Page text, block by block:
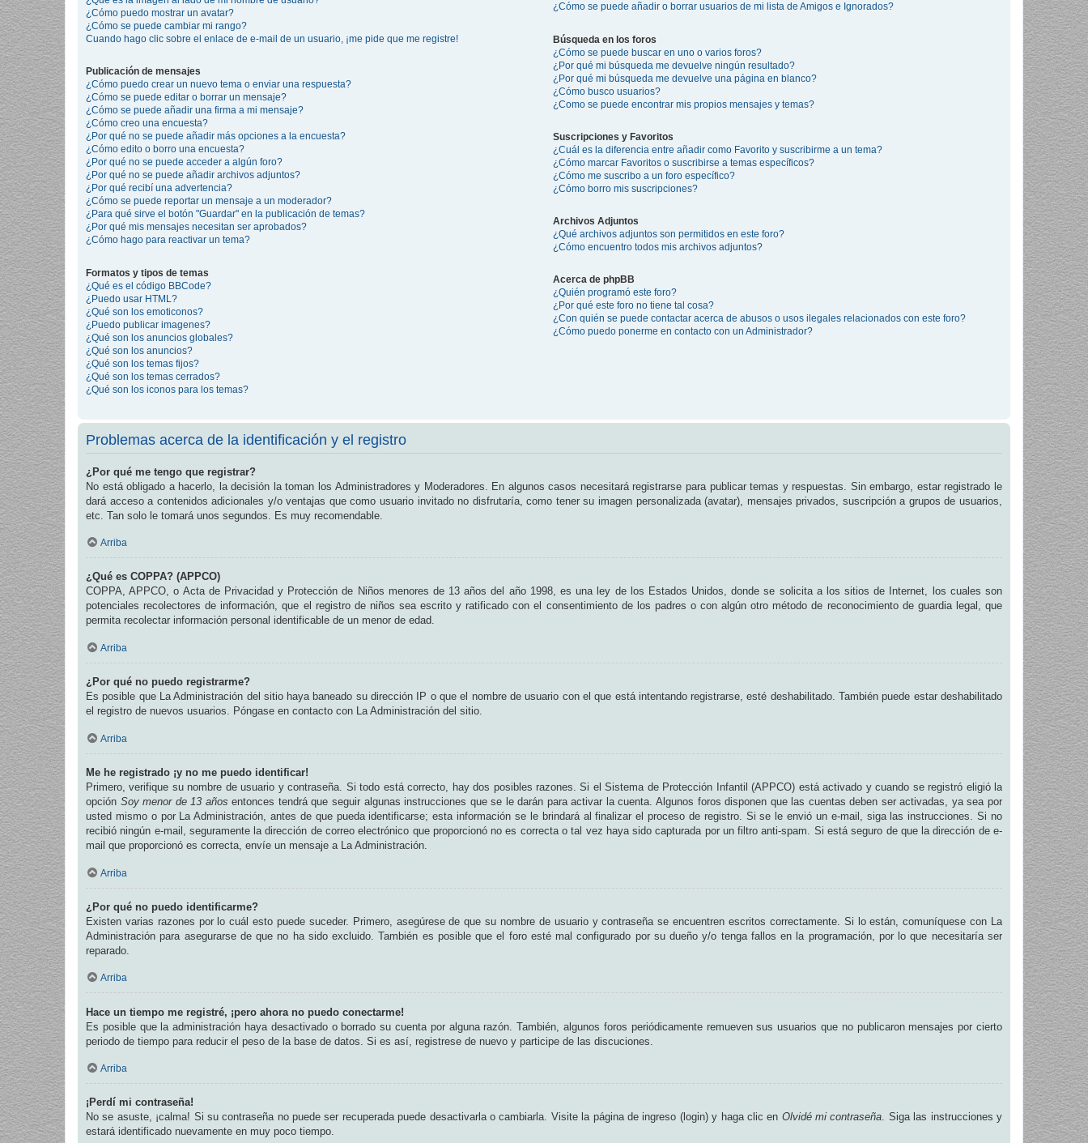
¿Cómo puedo mostrar un avatar?
¿Cómo se puede cambiar mi rango?
Cuando hago clic sobre el enlace de e-mail de un usuario, ¡me pide que me registre!
Publicación de mensajes
¿Cómo puedo crear un nuevo tema o enviar una respuesta?
¿Cómo se puede editar o borrar un mensaje?
¿Cómo se puede añadir una firma a mi mensaje?
¿Cómo creo una encuesta?
¿Por qué no se puede añadir más opciones a la encuesta?
¿Cómo edito o borro una encuesta?
¿Por qué no se puede acceder a algún foro?
¿Por qué no se puede añadir archivos adjuntos?
¿Por qué recibí una advertencia?
¿Cómo se puede reportar un mensaje a un moderador?
¿Para qué sirve el botón "Guardar" en la publicación de temas?
¿Por qué mis mensajes necesitan ser aprobados?
¿Cómo hago para reactivar un tema?
Formatos y tipos de temas
¿Qué es el código BBCode?
¿Puedo usar HTML?
¿Qué son los emoticonos?
¿Puedo publicar imagenes?
¿Qué son los anuncios globales?
¿Qué son los anuncios?
¿Qué son los temas fijos?
¿Qué son los temas cerrados?
¿Qué son los iconos para los temas?
¿Cómo se puede añadir o borrar usuarios de mi lista de Amigos e Ignorados?
Búsqueda en los foros
¿Cómo se puede buscar en uno o varios foros?
¿Por qué mi búsqueda me devuelve ningún resultado?
¿Por qué mi búsqueda me devuelve una página en blanco?
¿Cómo busco usuarios?
¿Como se puede encontrar mis propios mensajes y temas?
Suscripciones y Favoritos
¿Cuál es la diferencia entre añadir como Favorito y suscribirme a un tema?
¿Cómo marcar Favoritos o suscribirse a temas específicos?
¿Cómo me suscribo a un foro específico?
¿Cómo borro mis suscripciones?
Archivos Adjuntos
¿Qué archivos adjuntos son permitidos en este foro?
¿Cómo encuentro todos mis archivos adjuntos?
Acerca de phpBB
¿Quién programó este foro?
¿Por qué este foro no tiene tal cosa?
¿Con quién se puede contactar acerca de abusos o usos ilegales relacionados con este foro?
¿Cómo puedo ponerme en contacto con un Administrador?
Problemas acerca de la identificación y el registro
¿Por qué me tengo que registrar?
No está obligado a hacerlo, la decisión la toman los Administradores y Moderadores. En algunos casos necesitará registrarse para publicar temas y respuestas. Sin embargo, estar registrado le
dará acceso a contenidos adicionales y/o ventajas que como usuario invitado no disfrutaría, como tener su imagen personalizada (avatar), mensajes privados, suscripción a grupos de usuarios,
etc. Tan solo le tomará unos segundos. Es muy recomendable.
Arriba
¿Qué es COPPA? (APPCO)
COPPA, APPCO, o Acta de Privacidad y Protección de Niños menores de 13 años del año 1998, es una ley de los Estados Unidos, donde se solicita a los sitios de Internet, los cuales son
potenciales recolectores de información, que el registro de niños sea escrito y ratificado con el consentimiento de los padres o con algún otro método de reconocimiento de guardia legal, que
permita recolectar información personal identificable de un menor de edad.
Arriba
¿Por qué no puedo registrarme?
Es posible que La Administración del sitio haya baneado su dirección IP o que el nombre de usuario con el que está intentando registrarse, esté deshabilitado. También puede estar deshabilitado
el registro de nuevos usuarios. Póngase en contacto con La Administración del sitio.
Arriba
Me he registrado ¡y no me puedo identificar!
Primero, verifique su nombre de usuario y contraseña. Si todo está correcto, hay dos posibles razones. Si el Sistema de Protección Infantil (APPCO) está activado y cuando se registró eligió la
opción Soy menor de 13 años entonces tendrá que seguir algunas instrucciones que se le darán para activar la cuenta. Algunos foros disponen que las cuentas deben ser activadas, ya sea por
usted mismo o por La Administración, antes de que pueda identificarse; esta información se le brindará al finalizar el proceso de registro. Si se le envió un e-mail, siga las instrucciones. Si no
recibió ningún e-mail, seguramente la dirección de correo electrónico que proporcionó no es correcta o tal vez haya sido capturada por un filtro anti-spam. Si está seguro de que la dirección de e-
mail que proporcionó es correcta, envíe un mensaje a La Administración.
Arriba
¿Por qué no puedo identificarme?
Existen varias razones por lo cuál esto puede suceder. Primero, asegúrese de que su nombre de usuario y contraseña se encuentren escritos correctamente. Si lo están, comuníquese con La
Administración para asegurarse de que no ha sido excluido. También es posible que el foro esté mal configurado por su dueño y/o tenga fallos en la programación, por lo que necesitaría ser
reparado.
Arriba
Hace un tiempo me registré, ¡pero ahora no puedo conectarme!
Es posible que la administración haya desactivado o borrado su cuenta por alguna razón. También, algunos foros periódicamente remueven sus usuarios que no publicaron mensajes por cierto
periodo de tiempo para reducir el peso de la base de datos. Si es así, registrese de nuevo y participe de las discuciones.
Arriba
¡Perdí mi contraseña!
No se asuste, ¡calma! Si su contraseña no puede ser recuperada puede desactivarla o cambiarla. Visite la página de ingreso (login) y haga clic en Olvidé mi contraseña. Siga las instrucciones y
estará identificado nuevamente en muy poco tiempo.